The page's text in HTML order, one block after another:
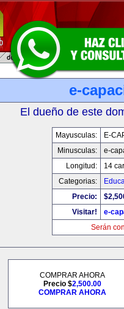
e-
El dueño de este
Mayusculas:
E-
Minusculas:
e-
Longitud:
14
Categorias:
Precio:
Visitar!
e-
Serán
COMPRAR AHORA
Precio $2,500.00
COMPRAR AHORA